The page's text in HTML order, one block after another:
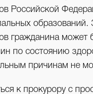
Российской
образований.
гражданина может
по состоянию
причинам не
к прокурору с